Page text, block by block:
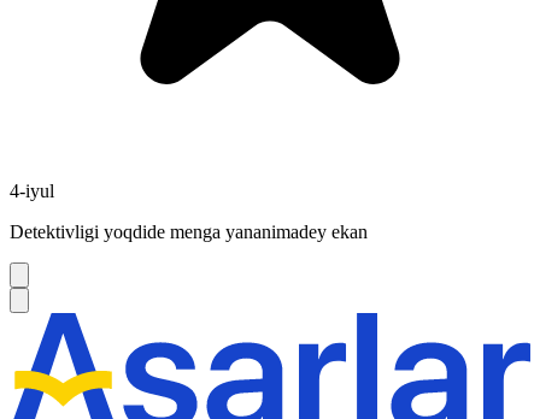
4-iyul
Detektivligi yoqdide menga yananimadey ekan